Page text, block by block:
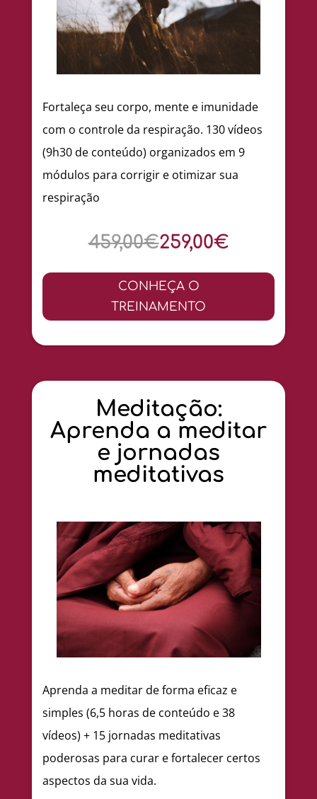
Fortaleça seu corpo, mente e imunidade
com o controle da respiração. 130 vídeos
(9h30 de conteúdo) organizados em 9
módulos para corrigir e otimizar sua
respiração
459,00€259,00€
CONHEÇA O
TREINAMENTO
Meditação:
Aprenda a meditar
e jornadas
meditativas
Aprenda a meditar de forma eficaz e
simples (6,5 horas de conteúdo e 38
vídeos) + 15 jornadas meditativas
poderosas para curar e fortalecer certos
aspectos da sua vida.